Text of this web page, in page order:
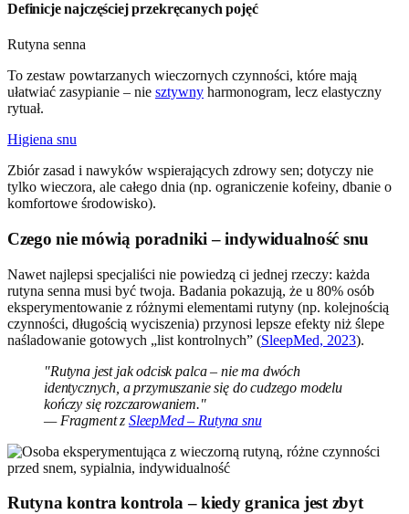
Definicje najczęściej przekręcanych pojęć
Rutyna senna
To zestaw powtarzanych wieczornych czynności, które mają
ułatwiać zasypianie – nie sztywny harmonogram, lecz elastyczny
rytuał.
Higiena snu
Zbiór zasad i nawyków wspierających zdrowy sen; dotyczy nie
tylko wieczora, ale całego dnia (np. ograniczenie kofeiny, dbanie o
komfortowe środowisko).
Czego nie mówią poradniki – indywidualność snu
Nawet najlepsi specjaliści nie powiedzą ci jednej rzeczy: każda
rutyna senna musi być twoja. Badania pokazują, że u 80% osób
eksperymentowanie z różnymi elementami rutyny (np. kolejnością
czynności, długością wyciszenia) przynosi lepsze efekty niż ślepe
naśladowanie gotowych „list kontrolnych” (SleepMed, 2023).
"Rutyna jest jak odcisk palca – nie ma dwóch
identycznych, a przymuszanie się do cudzego modelu
kończy się rozczarowaniem."
— Fragment z SleepMed – Rutyna snu
Rutyna kontra kontrola – kiedy granica jest zbyt